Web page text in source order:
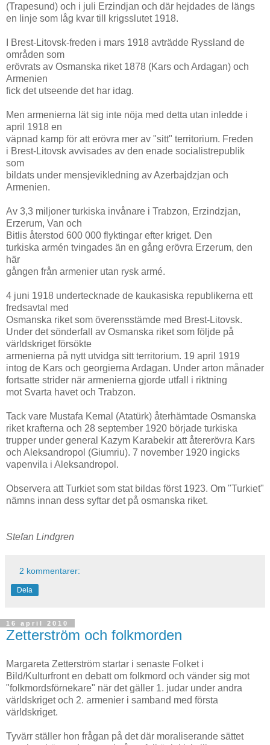
(Trapesund) och i juli Erzindjan och där hejdades de längs
en linje som låg kvar till krigsslutet 1918.
I Brest-Litovsk-freden i mars 1918 avträdde Ryssland de
områden som
erövrats av Osmanska riket 1878 (Kars och Ardagan) och
Armenien
fick det utseende det har idag.
Men armenierna lät sig inte nöja med detta utan inledde i
april 1918 en
väpnad kamp för att erövra mer av "sitt" territorium. Freden
i Brest-Litovsk avvisades av den enade socialistrepublik
som
bildats under mensjevikledning av Azerbajdzjan och
Armenien.
Av 3,3 miljoner turkiska invånare i Trabzon, Erzindzjan,
Erzerum, Van och
Bitlis återstod 600 000 flyktingar efter kriget. Den
turkiska armén tvingades än en gång erövra Erzerum, den
här
gången från armenier utan rysk armé.
4 juni 1918 undertecknade de kaukasiska republikerna ett
fredsavtal med
Osmanska riket som överensstämde med Brest-Litovsk.
Under det sönderfall av Osmanska riket som följde på
världskriget försökte
armenierna på nytt utvidga sitt territorium. 19 april 1919
intog de Kars och georgierna Ardagan. Under arton månader
fortsatte strider när armenierna gjorde utfall i riktning
mot Svarta havet och Trabzon.
Tack vare Mustafa Kemal (Atatürk) återhämtade Osmanska
riket krafterna och 28 september 1920 började turkiska
trupper under general Kazym Karabekir att återerövra Kars
och Aleksandropol (Giumriu). 7 november 1920 ingicks
vapenvila i Aleksandropol.
Observera att Turkiet som stat bildas först 1923. Om "Turkiet"
nämns innan dess syftar det på osmanska riket.
Stefan Lindgren
2 kommentarer:
Dela
16 april 2010
Zetterström och folkmorden
Margareta Zetterström startar i senaste Folket i
Bild/Kulturfront en debatt om folkmord och vänder sig mot
"folkmordsförnekare" när det gäller 1. judar under andra
världskriget och 2. armenier i samband med första
världskriget.
Tyvärr ställer hon frågan på det där moraliserande sättet